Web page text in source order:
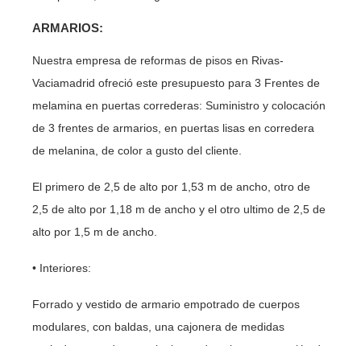
ARMARIOS:
Nuestra empresa de reformas de pisos en Rivas-
Vaciamadrid ofreció este presupuesto para 3 Frentes de
melamina en puertas correderas: Suministro y colocación
de 3 frentes de armarios, en puertas lisas en corredera
de melanina, de color a gusto del cliente.
El primero de 2,5 de alto por 1,53 m de ancho, otro de
2,5 de alto por 1,18 m de ancho y el otro ultimo de 2,5 de
alto por 1,5 m de ancho.
• Interiores:
Forrado y vestido de armario empotrado de cuerpos
modulares, con baldas, una cajonera de medidas